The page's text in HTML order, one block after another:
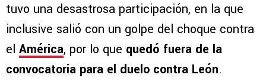
tuvo una desastrosa participación, en la que
inclusive salió con un golpe del choque contra
el América, por lo que quedó fuera de la
convocatoria para el duelo contra León.